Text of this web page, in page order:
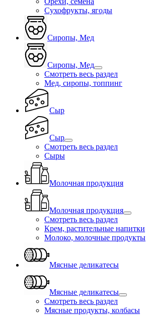
Сухофрукты, ягоды
Сиропы, Мед
Сиропы, Мед
Смотреть весь раздел
Мед, сиропы, топпинг
Сыр
Сыр
Смотреть весь раздел
Сыры
Молочная продукция
Молочная продукция
Смотреть весь раздел
Крем, растительные напитки
Молоко, молочные продукты
Мясные деликатесы
Мясные деликатесы
Смотреть весь раздел
Мясные продукты, колбасы